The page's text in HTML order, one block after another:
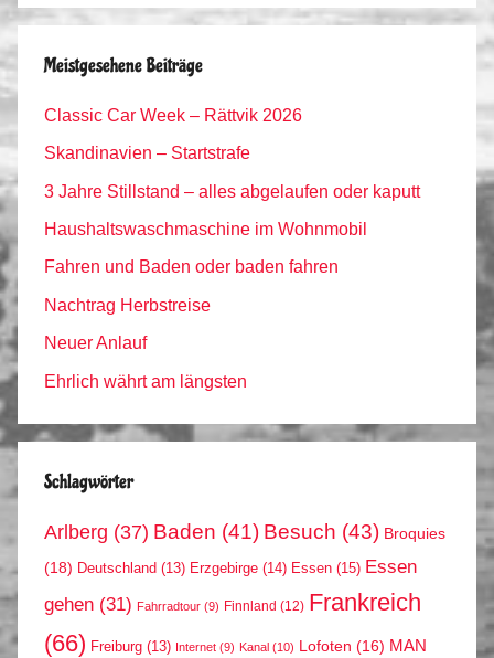
Meistgesehene Beiträge
Classic Car Week – Rättvik 2026
Skandinavien – Startstrafe
3 Jahre Stillstand – alles abgelaufen oder kaputt
Haushaltswaschmaschine im Wohnmobil
Fahren und Baden oder baden fahren
Nachtrag Herbstreise
Neuer Anlauf
Ehrlich währt am längsten
Schlagwörter
Arlberg (37) Baden (41) Besuch (43) Broquies
(18) Deutschland (13) Erzgebirge (14) Essen (15) Essen
gehen (31) Fahrradtour (9) Finnland (12) Frankreich
(66) Freiburg (13) Internet (9) Kanal (10) Lofoten (16) MAN